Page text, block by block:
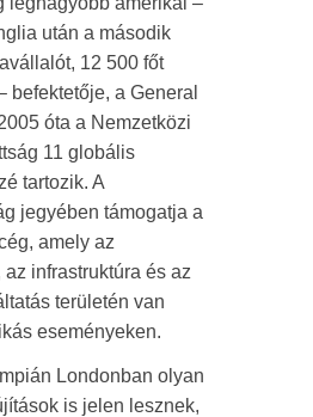
után a második
12 500 főt
befektetője, a General
óta a Nemzetközi
11 globális
tartozik. A
jegyében támogatja a
amely az
infrastruktúra és az
területén van
eseményeken.
Londonban olyan
is jelen lesznek,